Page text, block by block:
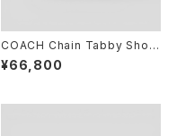
COACH Chain Tabby Shoul
der Bag Brass/Warm Brow
n
¥66,800